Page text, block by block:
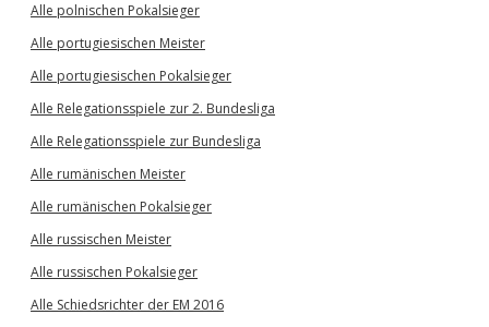
Alle polnischen Pokalsieger
Alle portugiesischen Meister
Alle portugiesischen Pokalsieger
Alle Relegationsspiele zur 2. Bundesliga
Alle Relegationsspiele zur Bundesliga
Alle rumänischen Meister
Alle rumänischen Pokalsieger
Alle russischen Meister
Alle russischen Pokalsieger
Alle Schiedsrichter der EM 2016